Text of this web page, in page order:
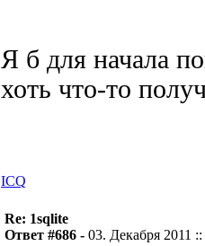
Я б для начала
хоть что-то
ICQ
Re: 1sqlite
Ответ #686 - 03. Декабря 2011